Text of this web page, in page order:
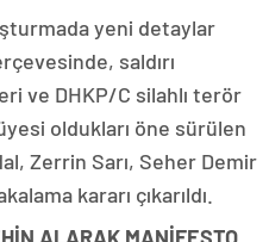
yeni detaylar
saldırı
ve DHKP/C silahlı terör
oldukları öne sürülen
Zerrin Sarı, Seher Demir
kararı çıkarıldı.